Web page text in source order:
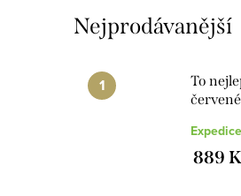
Nejprodávanější
To
889